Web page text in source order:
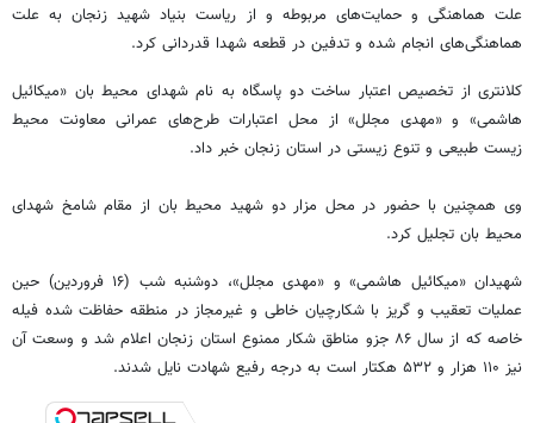
علت هماهنگی و حمایت‌های مربوطه و از ریاست بنیاد شهید زنجان به علت
هماهنگی‌های انجام شده و تدفین در قطعه شهدا قدردانی کرد.
کلانتری از تخصیص اعتبار ساخت دو پاسگاه به نام شهدای محیط بان «میکائیل
هاشمی» و «مهدی مجلل» از محل اعتبارات طرح‌های عمرانی معاونت محیط
زیست طبیعی و تنوع زیستی در استان زنجان خبر داد.
وی همچنین با حضور در محل مزار دو شهید محیط بان از مقام شامخ شهدای
محیط بان تجلیل کرد.
شهیدان «میکائیل هاشمی» و «مهدی مجلل»، دوشنبه شب (۱۶ فروردین) حین
عملیات تعقیب و گریز با شکارچیان خاطی و غیرمجاز در منطقه حفاظت شده فیله
خاصه که از سال ۸۶ جزو مناطق شکار ممنوع استان زنجان اعلام شد و وسعت آن
نیز ۱۱۰ هزار و ۵۳۲ هکتار است به درجه رفیع شهادت نایل شدند.